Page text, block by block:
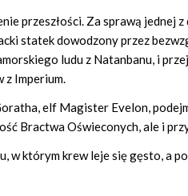
przeszłości. Za sprawą jednej
statek dowodzony przez
ludu z Natanbanu, i
z Imperium.
elf Magister Evelon,
Bractwa Oświeconych, ale i
w którym krew leje się gęsto, a